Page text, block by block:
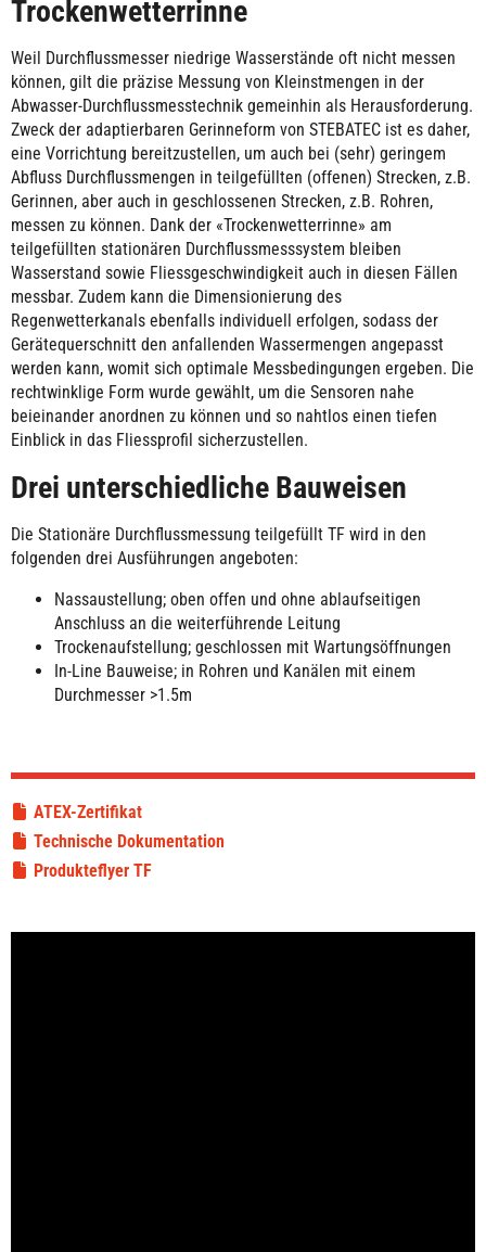
Trockenwetterrinne
Weil Durchflussmesser niedrige Wasserstände oft nicht messen
können, gilt die präzise Messung von Kleinstmengen in der
Abwasser-Durchflussmesstechnik gemeinhin als Herausforderung.
Zweck der adaptierbaren Gerinneform von STEBATEC ist es daher,
eine Vorrichtung bereitzustellen, um auch bei (sehr) geringem
Abfluss Durchflussmengen in teilgefüllten (offenen) Strecken, z.B.
Gerinnen, aber auch in geschlossenen Strecken, z.B. Rohren,
messen zu können. Dank der «Trockenwetterrinne» am
teilgefüllten stationären Durchflussmesssystem bleiben
Wasserstand sowie Fliessgeschwindigkeit auch in diesen Fällen
messbar. Zudem kann die Dimensionierung des
Regenwetterkanals ebenfalls individuell erfolgen, sodass der
Gerätequerschnitt den anfallenden Wassermengen angepasst
werden kann, womit sich optimale Messbedingungen ergeben. Die
rechtwinklige Form wurde gewählt, um die Sensoren nahe
beieinander anordnen zu können und so nahtlos einen tiefen
Einblick in das Fliessprofil sicherzustellen.
Drei unterschiedliche Bauweisen
Die Stationäre Durchflussmessung teilgefüllt TF wird in den
folgenden drei Ausführungen angeboten:
Nassaustellung; oben offen und ohne ablaufseitigen
Anschluss an die weiterführende Leitung
Trockenaufstellung; geschlossen mit Wartungsöffnungen
In-Line Bauweise; in Rohren und Kanälen mit einem
Durchmesser >1.5m
ATEX-Zertifikat
Technische Dokumentation
Produkteflyer TF